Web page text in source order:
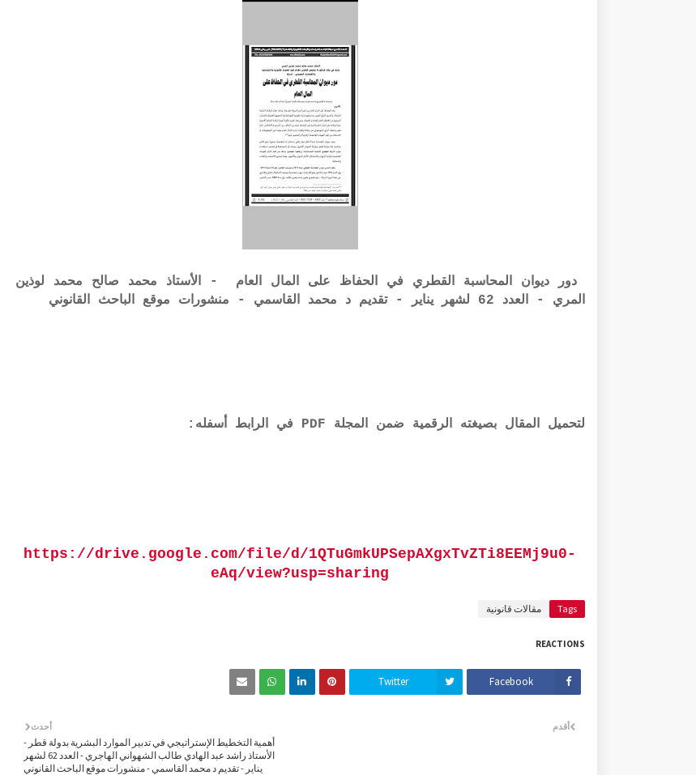
دور ديوان المحاسبة القطري في الحفاظ على المال العام - الأستاذ محمد صالح محمد لوذين
المري - العدد 62 لشهر يناير - تقديم د محمد القاسمي - منشورات موقع الباحث القانوني
لتحميل المقال بصيغته الرقمية ضمن المجلة PDF في الرابط أسفله:
https://drive.google.com/file/d/1QTuGmkUPSepAXgxTvZTi8EEMj9u0-
eAq/view?usp=sharing
Tags مقالات قانونية
REACTIONS
Facebook
Twitter
أحدث
أهمية التخطيط الإستراتيجي في تدبير الموارد البشرية بدولة قطر -
الأستاذ راشد عبد الهادي طالب الشهواني الهاجري - العدد 62 لشهر
يناير - تقديم د محمد القاسمي - منشورات موقع الباحث القانوني
أقدم